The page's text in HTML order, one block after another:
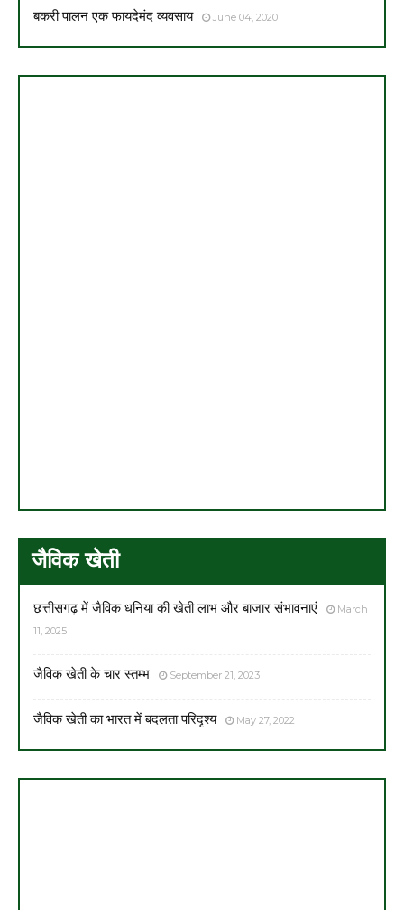
बकरी पालन एक फायदेमंद व्यवसाय June 04, 2020
जैविक खेती
छत्तीसगढ़ में जैविक धनिया की खेती लाभ और बाजार संभावनाएं
March
11, 2025
जैविक खेती के चार स्तम्भ September 21, 2023
जैविक खेती का भारत में बदलता परिदृश्य May 27, 2022